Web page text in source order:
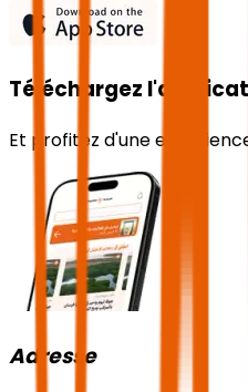
Téléchargez
Et profitez d'une
Adresse